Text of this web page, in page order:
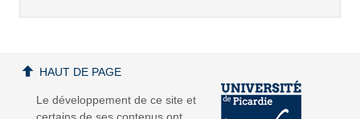
Le développement de ce site et
HAUT DE PAGE